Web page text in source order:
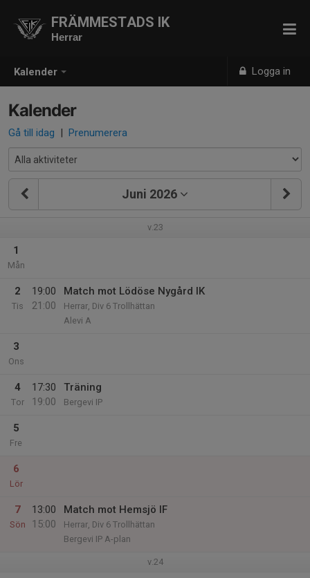
Kalender Logga in
FRÄMMESTADS IK
Herrar
Kalender
Gå till idag | Prenumerera
Juni 2026
v.23
1
Mån
2
Tis
19:00
21:00
Match mot Lödöse Nygård IK
Herrar, Div 6 Trollhättan
Alevi A
3
Ons
4
Tor
17:30
19:00
Träning
Bergevi IP
5
Fre
6
Lör
7
Sön
13:00
15:00
Match mot Hemsjö IF
Herrar, Div 6 Trollhättan
Bergevi IP A-plan
v.24